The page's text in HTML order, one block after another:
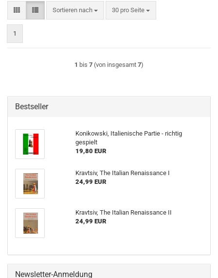
Sortieren nach
Sortieren nach 30 pro Seite
pro Seite
1
1 bis 7 (von insgesamt 7)
Bestseller
Konikowski, Italienische Partie - richtig
gespielt
19,80 EUR
Kravtsiv, The Italian Renaissance I
24,99 EUR
Kravtsiv, The Italian Renaissance II
24,99 EUR
Newsletter-Anmeldung